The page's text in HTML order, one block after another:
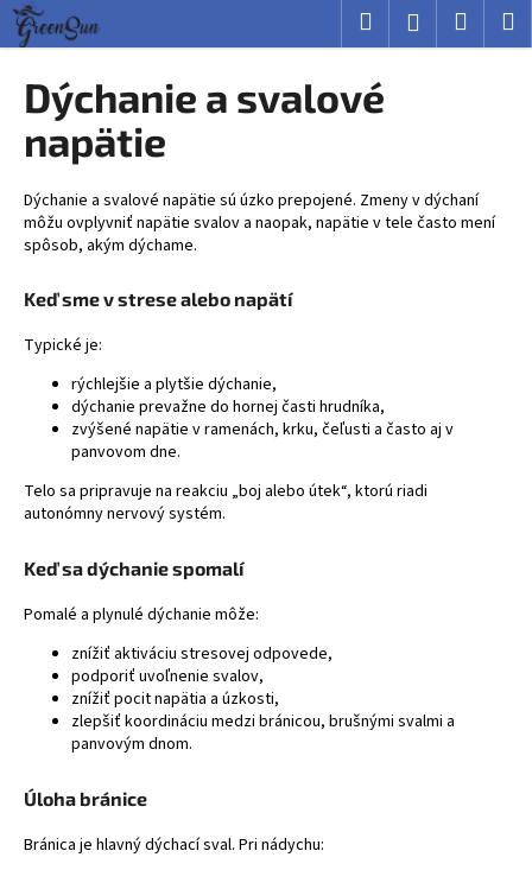
Prejsť
obsah
Hľadať Prihlásenie
Dýchanie a svalové
napätie
Dýchanie a svalové napätie sú úzko prepojené. Zmeny v dýchaní
môžu ovplyvniť napätie svalov a naopak, napätie v tele často mení
spôsob, akým dýchame.
Keď sme v strese alebo napätí
Typické je:
rýchlejšie a plytšie dýchanie,
dýchanie prevažne do hornej časti hrudníka,
zvýšené napätie v ramenách, krku, čeľusti a často aj v
panvovom dne.
Telo sa pripravuje na reakciu „boj alebo útek“, ktorú riadi
autonómny nervový systém.
Keď sa dýchanie spomalí
Pomalé a plynulé dýchanie môže:
znížiť aktiváciu stresovej odpovede,
podporiť uvoľnenie svalov,
znížiť pocit napätia a úzkosti,
zlepšiť koordináciu medzi bránicou, brušnými svalmi a
panvovým dnom.
Úloha bránice
Bránica je hlavný dýchací sval. Pri nádychu:
K
o
Č
o
p
o
t
r
e
b
e
á
s